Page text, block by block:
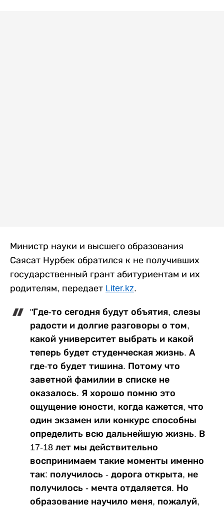
Министр науки и высшего образования
Саясат Нурбек обратился к не получивших
государственный грант абитуриентам и их
родителям, передает Liter.kz.
"Где-то сегодня будут объятия, слезы
радости и долгие разговоры о том,
какой университет выбрать и какой
теперь будет студенческая жизнь. А
где-то будет тишина. Потому что
заветной фамилии в списке не
оказалось. Я хорошо помню это
ощущение юности, когда кажется, что
один экзамен или конкурс способны
определить всю дальнейшую жизнь. В
17-18 лет мы действительно
воспринимаем такие моменты именно
так: получилось - дорога открыта, не
получилось - мечта отдаляется. Но
образование научило меня, пожалуй,